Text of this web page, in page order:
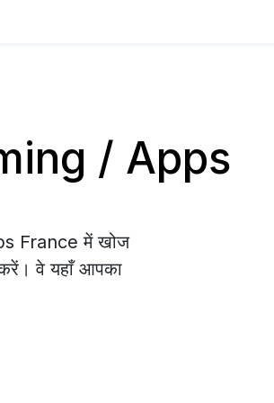
/ Apps
France में खोज
करें। वे यहाँ आपका